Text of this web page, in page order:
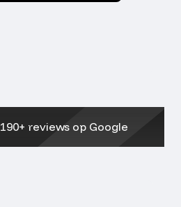
190+ reviews op Google